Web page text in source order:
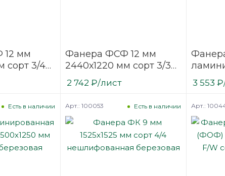
мм
сорт 3/4
Фанера ФСФ 12 мм
2440х1220 мм сорт 3/3
шлифованная
березовая
2 742 ₽/лист
(ФОФ)
мм F/F
3 553 ₽
Есть в наличии Есть в наличии
Арт.: 100053 Арт.: